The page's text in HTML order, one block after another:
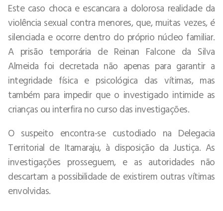
Este caso choca e escancara a dolorosa realidade da
violência sexual contra menores, que, muitas vezes, é
silenciada e ocorre dentro do próprio núcleo familiar.
A prisão temporária de Reinan Falcone da Silva
Almeida foi decretada não apenas para garantir a
integridade física e psicológica das vítimas, mas
também para impedir que o investigado intimide as
crianças ou interfira no curso das investigações.
O suspeito encontra-se custodiado na Delegacia
Territorial de Itamaraju, à disposição da Justiça. As
investigações prosseguem, e as autoridades não
descartam a possibilidade de existirem outras vítimas
envolvidas.